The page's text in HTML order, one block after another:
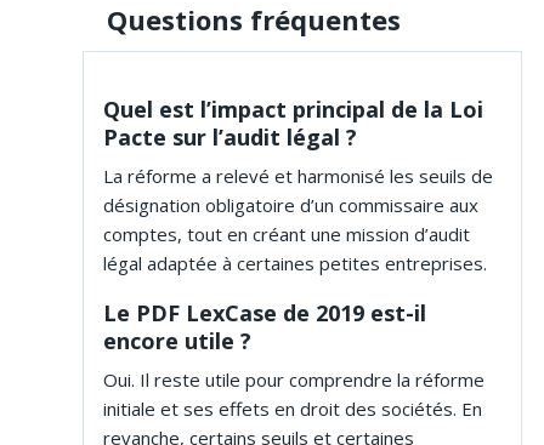
Questions fréquentes
Quel est l’impact principal de la Loi
Pacte sur l’audit légal ?
La réforme a relevé et harmonisé les seuils de
désignation obligatoire d’un commissaire aux
comptes, tout en créant une mission d’audit
légal adaptée à certaines petites entreprises.
Le PDF LexCase de 2019 est-il
encore utile ?
Oui. Il reste utile pour comprendre la réforme
initiale et ses effets en droit des sociétés. En
revanche, certains seuils et certaines